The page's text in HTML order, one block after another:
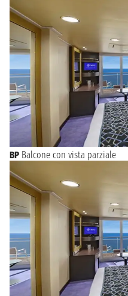
BP Balcone con vista parziale